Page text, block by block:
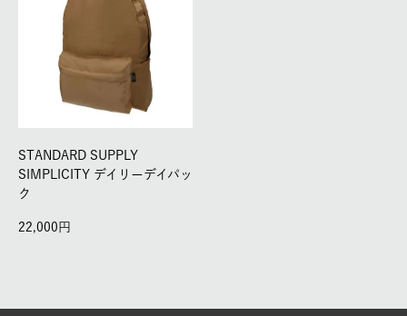
STANDARD SUPPLY
SIMPLICITY デイリーデイパッ
ク
22,000